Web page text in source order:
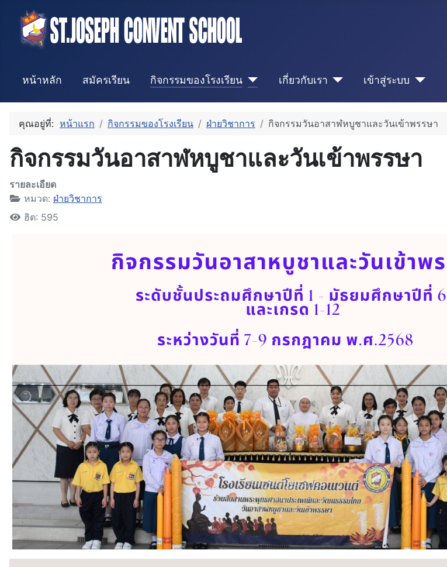
หน้าหลัก สมัครเรียน กิจกรรมของโรงเรียน เกี่ยวกับเรา เข้าสู่ระบบ
คุณอยู่ที่: หน้าแรก กิจกรรมของโรงเรียน ฝ่ายวิชาการ กิจกรรมวันอาสาฬหบูชาและวันเข้าพรรษา
กิจกรรมวันอาสาฬหบูชาและวันเข้าพรรษา
รายละเอียด
หมวด: ฝ่ายวิชาการ
ฮิต: 595